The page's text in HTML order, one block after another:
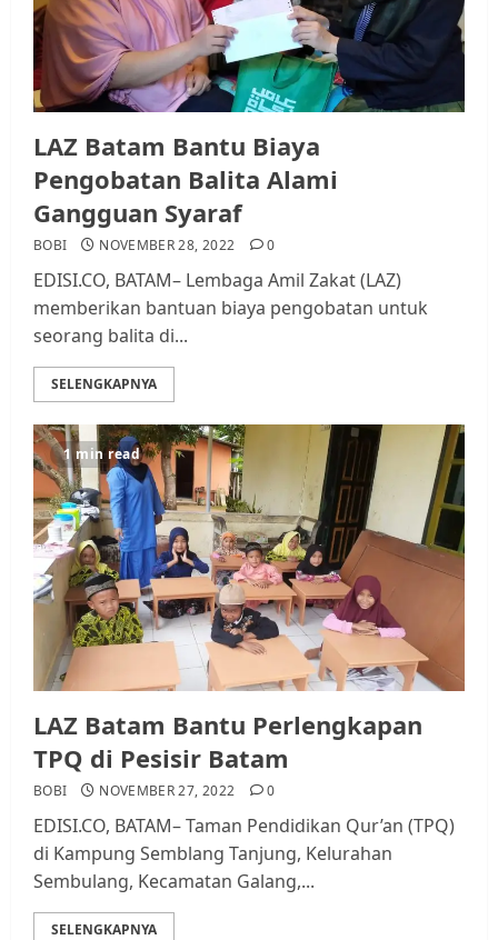
LAZ Batam Bantu Biaya
Pengobatan Balita Alami
Gangguan Syaraf
BOBI NOVEMBER 28, 2022 0
EDISI.CO, BATAM– Lembaga Amil Zakat (LAZ)
memberikan bantuan biaya pengobatan untuk
seorang balita di...
SELENGKAPNYA
1 min read
LAZ Batam Bantu Perlengkapan
TPQ di Pesisir Batam
BOBI NOVEMBER 27, 2022 0
EDISI.CO, BATAM– Taman Pendidikan Qur’an (TPQ)
di Kampung Semblang Tanjung, Kelurahan
Sembulang, Kecamatan Galang,...
SELENGKAPNYA